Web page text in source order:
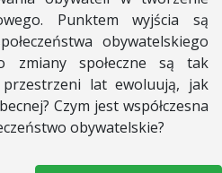
Punktem wyjścia są
obywatelskiego
zmiany społeczne są tak
lat ewoluują, jak
Czym jest współczesna
obywatelskie?